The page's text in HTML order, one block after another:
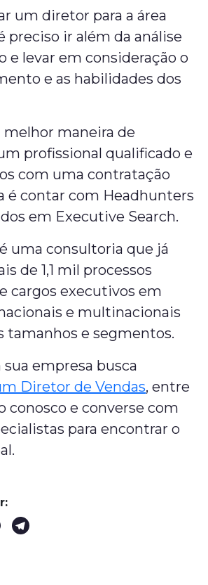
um diretor para a área
preciso ir além da análise
e levar em consideração o
e as habilidades dos
melhor maneira de
profissional qualificado e
com uma contratação
é contar com Headhunters
em Executive Search.
uma consultoria que já
de 1,1 mil processos
cargos executivos em
e multinacionais
tamanhos e segmentos.
sua empresa busca
Diretor de Vendas, entre
conosco e converse com
para encontrar o